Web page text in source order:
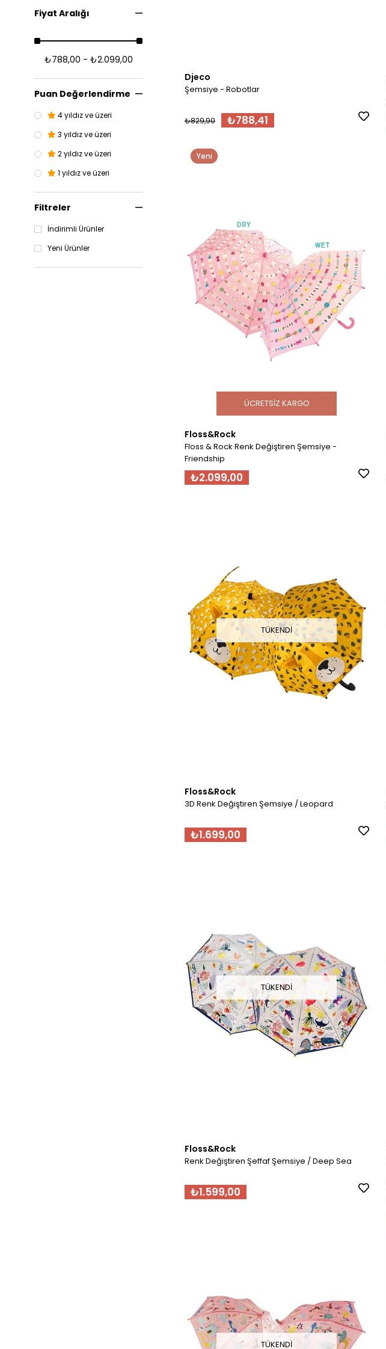
Mr. Fox
Mrs. Mouse
Fiyat Aralığı
₺788,00 - ₺2.099,00
Puan Değerlendirme
4 yıldız ve üzeri
3 yıldız ve üzeri
2 yıldız ve üzeri
1 yıldız ve üzeri
Filtreler
İndirimli Ürünler
Yeni Ürünler
Djeco
Şemsiye - Robotlar
₺788,41
₺829,90
Floss&Rock
Floss & Rock Renk Değiştiren Şemsiye -
Friendship
₺2.099,00
ÜCRETSIZ KARGO
Yeni
TÜKENDI
Floss&Rock
3D Renk Değiştiren Şemsiye / Leopard
₺1.699,00
TÜKENDI
Floss&Rock
Renk Değiştiren Şeffaf Şemsiye / Deep Sea
₺1.599,00
TÜKENDI